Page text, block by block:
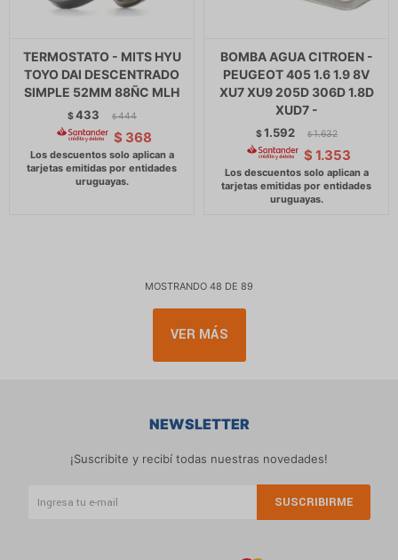
TERMOSTATO - MITS HYU
TOYO DAI DESCENTRADO
SIMPLE 52MM 88ÑC MLH
$433 $ 444
$ 368
BOMBA AGUA CITROEN -
PEUGEOT 405 1.6 1.9 8V
XU7 XU9 205D 306D 1.8D
XUD7 -
$1.592 $ 1.632
$ 1.353
MOSTRANDO 48 DE 89
VER MÁS
NEWSLETTER
¡Suscribite y recibí todas nuestras novedades!
SUSCRIBIRME